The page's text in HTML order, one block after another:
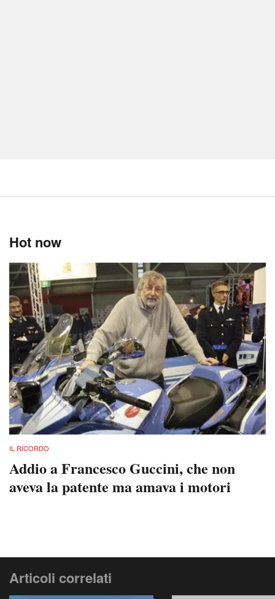
Hot now
IL RICORDO
Addio a Francesco Guccini, che non
aveva la patente ma amava i motori
Articoli correlati